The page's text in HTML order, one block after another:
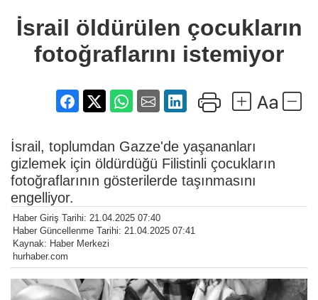
fotoğraflarını
istemiyor
İsrail öldürülen çocukların
fotoğraflarını istemiyor
İsrail, toplumdan Gazze'de yaşananları
gizlemek için öldürdüğü Filistinli çocukların
fotoğraflarının gösterilerde taşınmasını
engelliyor.
Haber Giriş Tarihi: 21.04.2025 07:40
Haber Güncellenme Tarihi: 21.04.2025 07:41
Kaynak: Haber Merkezi
hurhaber.com